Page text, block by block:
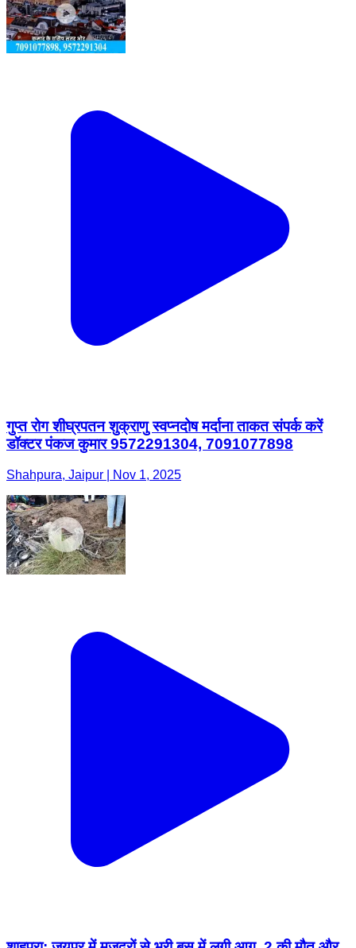
गुप्त रोग शीघ्रपतन शुक्राणु स्वप्नदोष मर्दाना ताकत संपर्क करें
डॉक्टर पंकज कुमार 9572291304, 7091077898
Shahpura, Jaipur | Nov 1, 2025